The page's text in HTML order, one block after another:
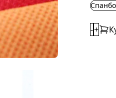
-+